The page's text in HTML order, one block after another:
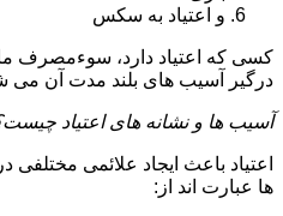
و اعتیاد به سکس
کسی که اعتیاد دارد، سوءمصرف
درگیر آسیب های بلند مدت آن می
آسیب ها و نشانه های اعتیاد
اعتیاد باعث ایجاد علائمی
ها عبارت اند از: